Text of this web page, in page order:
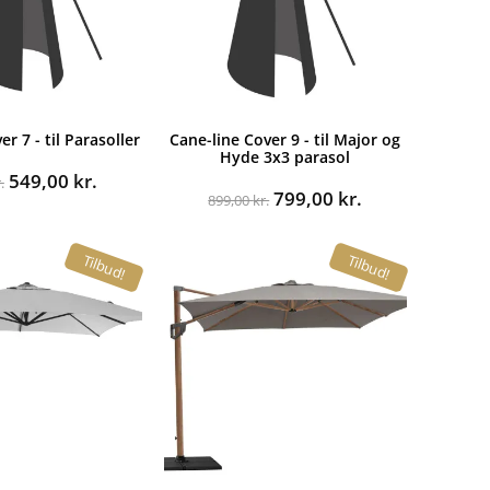
7 - til Parasoller
Den
599,00 kr..
549,00 kr.
er:
549,00 kr..
Cane-line Cover 9 - til Major og
Hyde 3x3 parasol
899,00kr. Den
899,00 kr..
799,00 kr.
er:
799,00 kr..
Tilbud! Tilbud!